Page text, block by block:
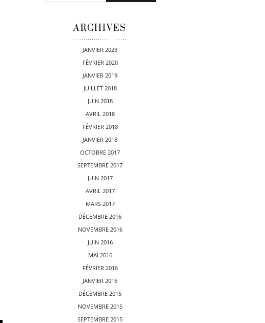
ARCHIVES
JANVIER 2023
FÉVRIER 2020
JANVIER 2019
JUILLET 2018
JUIN 2018
AVRIL 2018
FÉVRIER 2018
JANVIER 2018
OCTOBRE 2017
SEPTEMBRE 2017
JUIN 2017
AVRIL 2017
MARS 2017
DÉCEMBRE 2016
NOVEMBRE 2016
JUIN 2016
MAI 2016
FÉVRIER 2016
JANVIER 2016
DÉCEMBRE 2015
NOVEMBRE 2015
SEPTEMBRE 2015